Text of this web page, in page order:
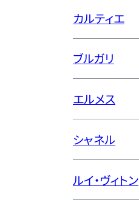
カルティエ
ブルガリ
エルメス
シャネル
ルイ・ヴィトン